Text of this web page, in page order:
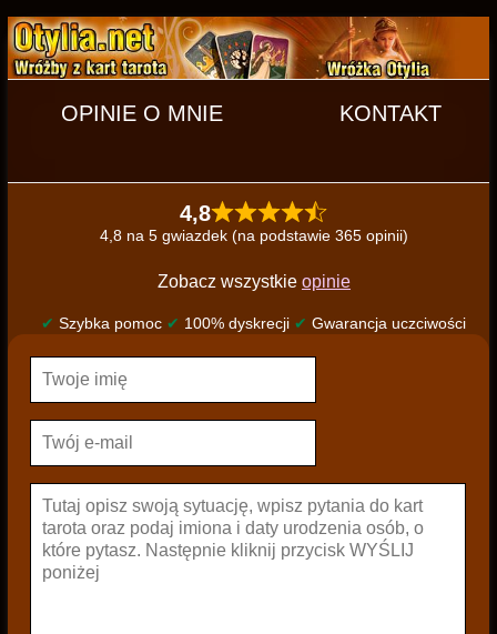
OPINIE O MNIE KONTAKT
4,8
4,8 na 5 gwiazdek (na podstawie 365 opinii)
Zobacz wszystkie opinie
✔ Szybka pomoc ✔ 100% dyskrecji ✔ Gwarancja uczciwości